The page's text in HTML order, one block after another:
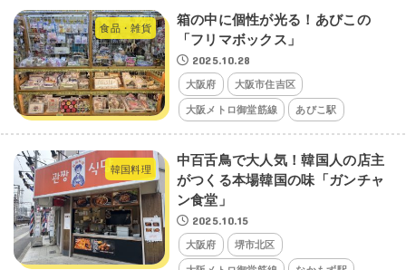
食品・雑貨
箱の中に個性が光る！あびこの
「フリマボックス」
2025.10.28
大阪府 大阪市住吉区
大阪メトロ御堂筋線 あびこ駅
韓国料理
中百舌鳥で大人気！韓国人の店主
がつくる本場韓国の味「ガンチャ
ン食堂」
2025.10.15
大阪府 堺市北区